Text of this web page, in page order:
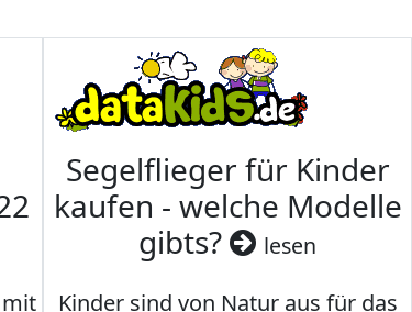
mit
Segelflieger für Kinder
kaufen - welche Modelle
gibts?
lesen
Kinder sind von Natur aus für das